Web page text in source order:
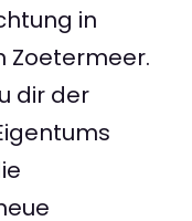
in
Zoetermeer.
dir der